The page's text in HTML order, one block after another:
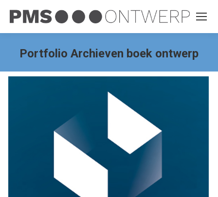
Portfolio Archieven boek ontwerp